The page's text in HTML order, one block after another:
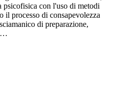
psicofisica con l'uso di metodi
il processo di consapevolezza
di preparazione,